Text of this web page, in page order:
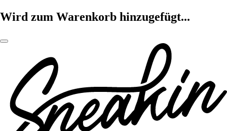
Wird zum Warenkorb hinzugefügt...